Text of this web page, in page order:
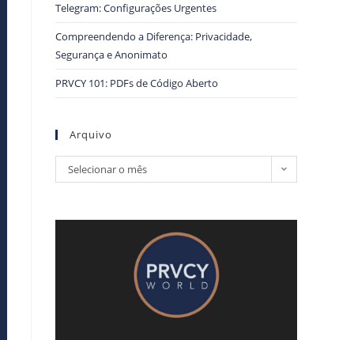
Telegram: Configurações Urgentes
Compreendendo a Diferença: Privacidade,
Segurança e Anonimato
PRVCY 101: PDFs de Código Aberto
Arquivo
Selecionar o mês